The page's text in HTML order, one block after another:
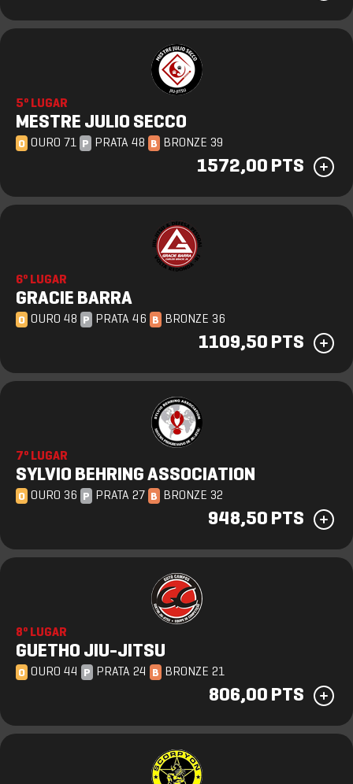
5º LUGAR
MESTRE JULIO SECCO
O OURO 71 P PRATA 48 B BRONZE 39
1572,00 PTS
6º LUGAR
GRACIE BARRA
O OURO 48 P PRATA 46 B BRONZE 36
1109,50 PTS
7º LUGAR
SYLVIO BEHRING ASSOCIATION
O OURO 36 P PRATA 27 B BRONZE 32
948,50 PTS
8º LUGAR
GUETHO JIU-JITSU
O OURO 44 P PRATA 24 B BRONZE 21
806,00 PTS